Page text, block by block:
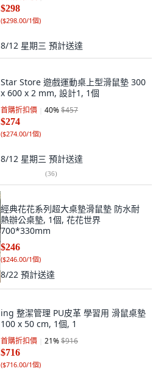
$298
($298.00/1個)
8/12 星期三 預計送達
Star Store 遊戲運動桌上型滑鼠墊 300
x 600 x 2 mm, 設計1, 1個
首購折扣價 40%$457
$274
($274.00/1個)
8/12 星期三 預計送達
(36)
經典花花系列超大桌墊滑鼠墊 防水耐
熱辦公桌墊, 1個, 花花世界
700*330mm
$246
($246.00/1個)
8/22 預計送達
ing 整潔管理 PU皮革 學習用 滑鼠桌墊
100 x 50 cm, 1個, 1
首購折扣價 21%$916
$716
($716.00/1個)